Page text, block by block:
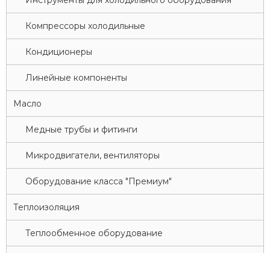
Компрессоры холодильные
Кондиционеры
Линейные компоненты
Масло
Медные трубы и фитинги
Микродвигатели, вентиляторы
Оборудование класса "Премиум"
Теплоизоляция
Теплообменное оборудование